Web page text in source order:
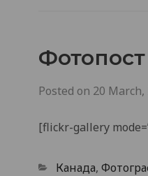
Posted on 20 March,
[flickr-gallery
Categories
Канада,